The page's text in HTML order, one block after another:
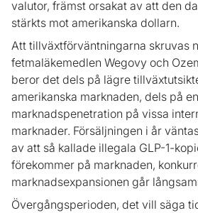
valutor, främst orsakat av att den
stärkts mot amerikanska dollarn.
Att tillväxtförväntningarna skruvas
fetmaläkemedlen Wegovy och
beror det dels på lägre
amerikanska marknaden, dels på
marknadspenetration på vissa
marknader. Försäljningen i år
av att så kallade illegala GLP-1-
förekommer på marknaden,
marknadsexpansionen går
Övergångsperioden, det vill säga